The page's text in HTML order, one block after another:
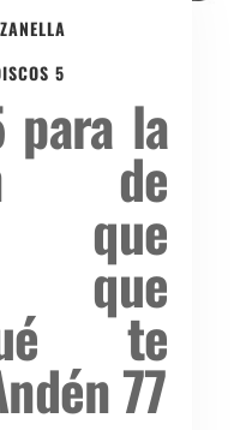
5
para la
de
que
que
te
77